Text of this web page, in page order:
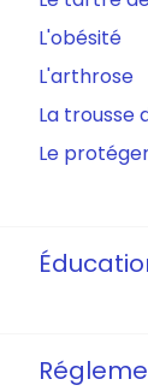
L'obésité
L'arthrose
La trousse
Le